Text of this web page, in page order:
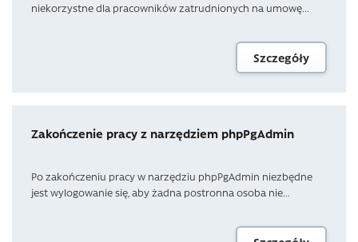
niekorzystne dla pracowników zatrudnionych na umowę...
Szczegóły
Zakończenie pracy z narzędziem phpPgAdmin
Po zakończeniu pracy w narzędziu phpPgAdmin niezbędne
jest wylogowanie się, aby żadna postronna osoba nie...